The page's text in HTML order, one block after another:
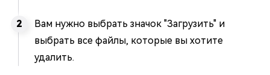
Вам нужно выбрать значок "Загрузить" и
выбрать все файлы, которые вы хотите
удалить.